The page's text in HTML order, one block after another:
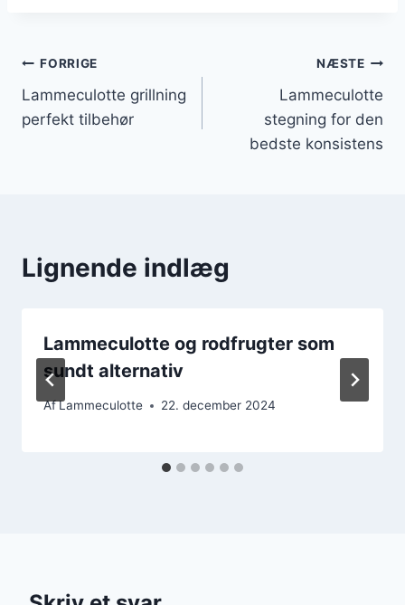
Indlægsnavigation
FORRIGE
Lammeculotte grillning
perfekt tilbehør
NÆSTE
Lammeculotte
stegning for den
bedste konsistens
Lignende indlæg
Lammeculotte og rodfrugter som
sundt alternativ
AfLammeculotte 22. december 2024